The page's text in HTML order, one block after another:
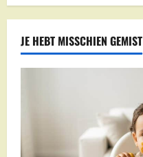
JE HEBT MISSCHIEN GEMIST